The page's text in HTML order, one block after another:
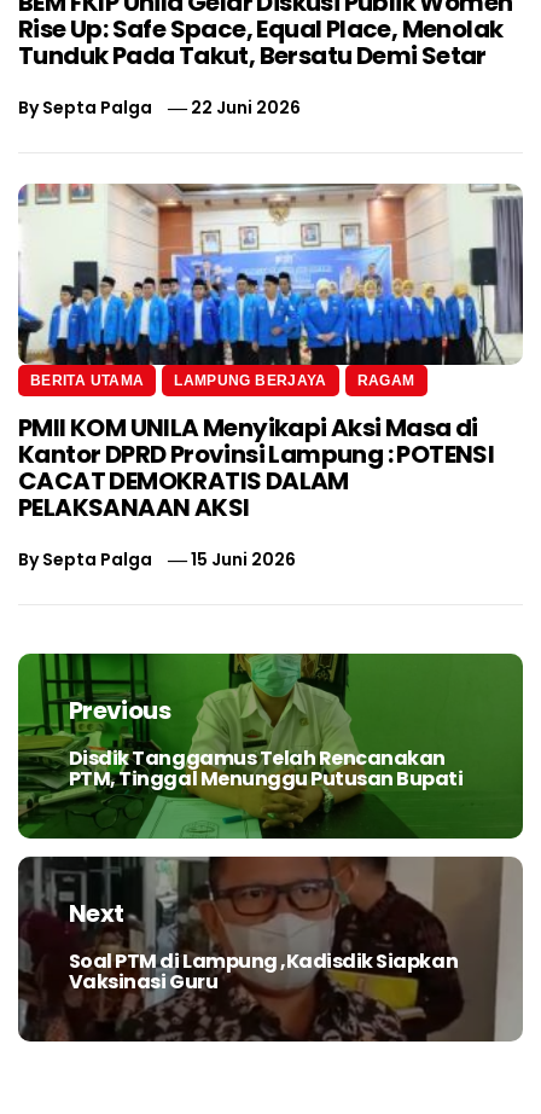
Rise Up: Safe Space, Equal Place, Menolak
Tunduk Pada Takut, Bersatu Demi Setar
BySepta Palga 22 Juni 2026
BERITA UTAMA LAMPUNG BERJAYA RAGAM
PMII KOM UNILA Menyikapi Aksi Masa di
Kantor DPRD Provinsi Lampung : POTENSI
CACAT DEMOKRATIS DALAM
PELAKSANAAN AKSI
BySepta Palga 15 Juni 2026
Navigasi
posPrevious
Previous
post:
Disdik Tanggamus Telah Rencanakan
PTM, Tinggal Menunggu Putusan Bupati
Next
Next
post:
Soal PTM di Lampung ,Kadisdik Siapkan
Vaksinasi Guru